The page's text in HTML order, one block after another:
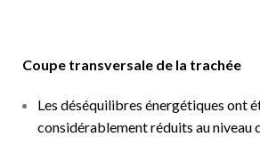
Coupe transversale de la trachée
Les déséquilibres énergétiques ont
considérablement réduits au niveau